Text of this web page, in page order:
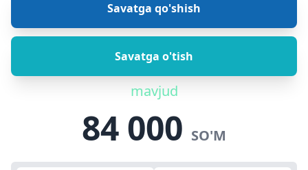
Savatga qo'shish
Savatga o'tish
mavjud
84 000 SO'M